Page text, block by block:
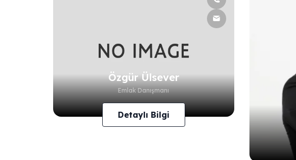
Özgür Ülsever
Emlak Danışmanı
Detaylı Bilgi